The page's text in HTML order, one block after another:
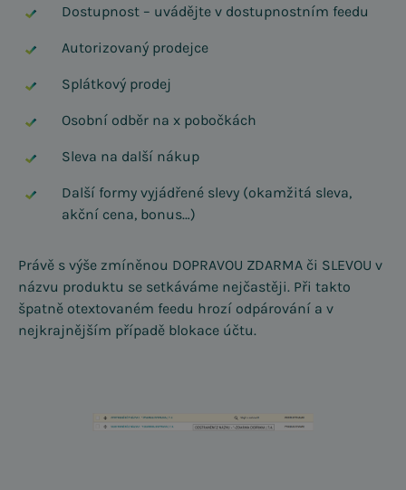
Dostupnost – uvádějte v dostupnostním feedu
Autorizovaný prodejce
Splátkový prodej
Osobní odběr na x pobočkách
Sleva na další nákup
Další formy vyjádřené slevy (okamžitá sleva,
akční cena, bonus…)
Právě s výše zmíněnou DOPRAVOU ZDARMA či SLEVOU v
názvu produktu se setkáváme nejčastěji. Při takto
špatně otextovaném feedu hrozí odpárování a v
nejkrajnějším případě blokace účtu.